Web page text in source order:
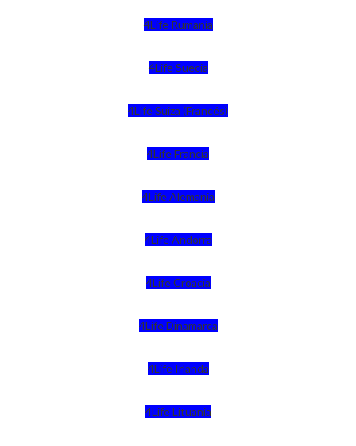
4Life Rumania
4Life Suecia
4Life Suiza (Francés)
4Life Francia
4Life Alemania
4Life Andorra
4Life Croacia
4Life Dinamarca
4Life Irlanda
4Life Lituania